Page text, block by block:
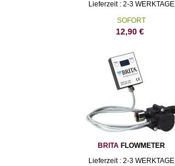
Lieferzeit : 2-3 WERKTAGE
SOFORT
12,90€
BRITA FLOWMETER
Lieferzeit : 2-3 WERKTAGE